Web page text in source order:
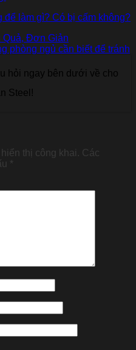
để làm gì? Có bị cấm không?
Quả, Đơn Giản
phòng ngủ cần biết để tránh
hỏi ngay bên dưới về cho
Steel!
thị công khai. Các
*